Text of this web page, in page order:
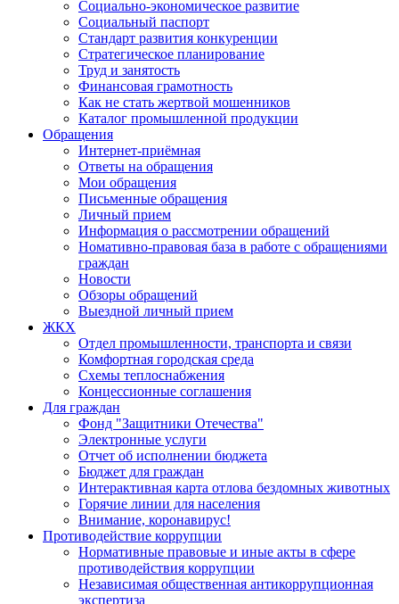
Социально-экономическое развитие
Социальный паспорт
Стандарт развития конкуренции
Стратегическое планирование
Труд и занятость
Финансовая грамотность
Как не стать жертвой мошенников
Каталог промышленной продукции
Обращения
Интернет-приёмная
Ответы на обращения
Мои обращения
Письменные обращения
Личный прием
Информация о рассмотрении обращений
Номативно-правовая база в работе с обращениями
граждан
Новости
Обзоры обращений
Выездной личный прием
ЖКХ
Отдел промышленности, транспорта и связи
Комфортная городская среда
Схемы теплоснабжения
Концессионные соглашения
Для граждан
Фонд "Защитники Отечества"
Электронные услуги
Отчет об исполнении бюджета
Бюджет для граждан
Интерактивная карта отлова бездомных животных
Горячие линии для населения
Внимание, коронавирус!
Противодействие коррупции
Нормативные правовые и иные акты в сфере
противодействия коррупции
Независимая общественная антикоррупционная
экспертиза